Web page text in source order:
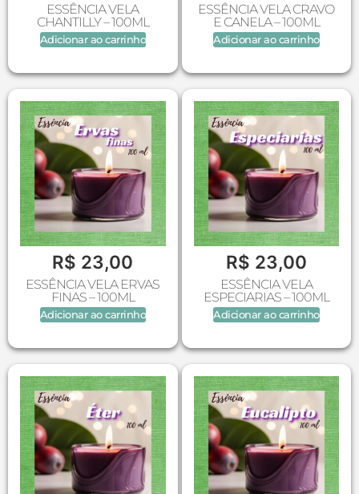
ESSÊNCIA VELA
CHANTILLY – 100ML
Adicionar ao carrinho
ESSÊNCIA VELA CRAVO
E CANELA – 100ML
Adicionar ao carrinho
R$ 23,00
ESSÊNCIA VELA ERVAS
FINAS – 100ML
Adicionar ao carrinho
R$ 23,00
ESSÊNCIA VELA
ESPECIARIAS – 100ML
Adicionar ao carrinho